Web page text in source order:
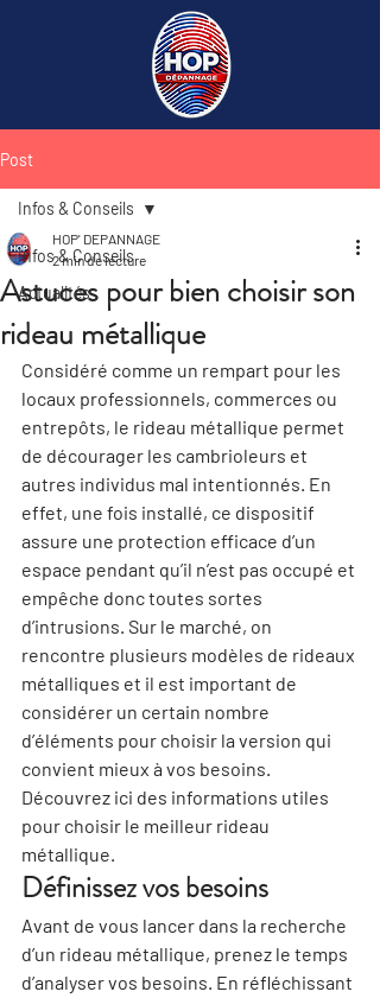
Post
Infos & Conseils
Actualités
Infos & Conseils
Astuces pour bien choisir son
rideau métallique
HOP' DEPANNAGE
2 min de lecture
Considéré comme un rempart pour les
locaux professionnels, commerces ou
entrepôts, le rideau métallique permet
de décourager les cambrioleurs et
autres individus mal intentionnés. En
effet, une fois installé, ce dispositif
assure une protection efficace d’un
espace pendant qu’il n’est pas occupé et
empêche donc toutes sortes
d’intrusions. Sur le marché, on
rencontre plusieurs modèles de rideaux
métalliques et il est important de
considérer un certain nombre
d’éléments pour choisir la version qui
convient mieux à vos besoins.
Découvrez ici des informations utiles
pour choisir le meilleur rideau
métallique.
Définissez vos besoins
Avant de vous lancer dans la recherche
d’un rideau métallique, prenez le temps
d’analyser vos besoins. En réfléchissant